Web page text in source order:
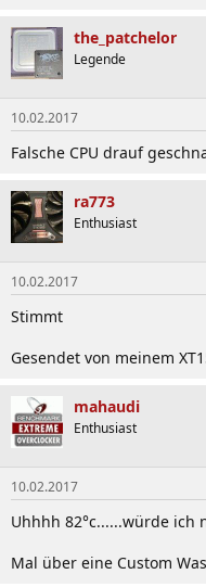
the_patchelor
Legende
10.02.2017
Falsche CPU drauf
ra773
Enthusiast
10.02.2017
Stimmt
Gesendet von meinem
mahaudi
Enthusiast
10.02.2017
Uhhhh 82°c......würde ich
Mal über eine Custom